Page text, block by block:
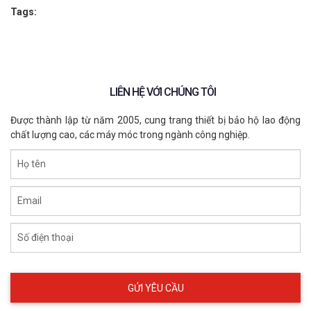
Găng tay RINGERS R065
6. Lợi ích khi chọn RINGERS R065 từ ECO3D
Là đơn vị phân phối và sản xuất thiết bị bảo hộ chuyên
nghiệp, ECO3D cung cấp sản phẩm chính hãng RINGERS với:
Tags:
LIÊN HỆ VỚI CHÚNG TÔI
Được thành lập từ năm 2005, cung trang thiết bị bảo hộ lao động
chất lượng cao, các máy móc trong ngành công nghiệp.
Họ tên
Email
Số điện thoại